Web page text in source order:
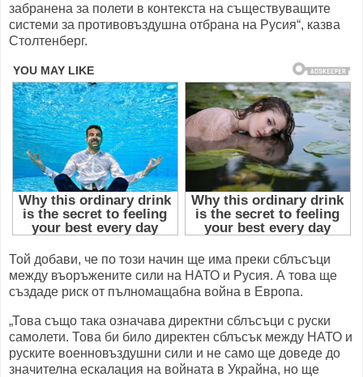
забранена за полети в контекста на съществуващите
системи за противовъздушна отбрана на Русия“, казва
Столтенберг.
Той добави, че по този начин ще има преки сблъсъци
между въоръжените сили на НАТО и Русия. А това ще
създаде риск от пълномащабна война в Европа.
„Това също така означава директни сблъсъци с руски
самолети. Това би било директен сблъсък между НАТО и
руските военновъздушни сили и не само ще доведе до
значителна ескалация на войната в Украйна, но ще